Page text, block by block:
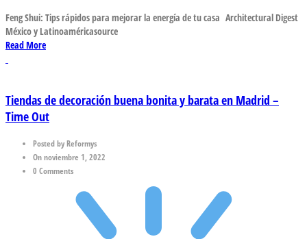
Feng Shui: Tips rápidos para mejorar la energía de tu casa Architectural Digest
México y Latinoaméricasource
Read More
Tiendas de decoración buena bonita y barata en Madrid –
Time Out
Posted by Reformys
On noviembre 1, 2022
0 Comments